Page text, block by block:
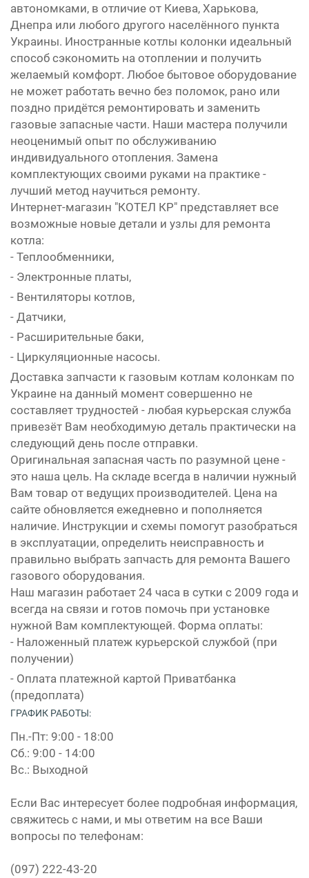
автономками, в отличие от Киева, Харькова,
Днепра или любого другого населённого пункта
Украины. Иностранные котлы колонки идеальный
способ сэкономить на отоплении и получить
желаемый комфорт. Любое бытовое оборудование
не может работать вечно без поломок, рано или
поздно придётся ремонтировать и заменить
газовые запасные части. Наши мастера получили
неоценимый опыт по обслуживанию
индивидуального отопления. Замена
комплектующих своими руками на практике -
лучший метод научиться ремонту.
Интернет-магазин "КОТЕЛ КР" представляет все
возможные новые детали и узлы для ремонта
котла:
- Теплообменники,
- Электронные платы,
- Вентиляторы котлов,
- Датчики,
- Расширительные баки,
- Циркуляционные насосы.
Доставка запчасти к газовым котлам колонкам по
Украине на данный момент совершенно не
составляет трудностей - любая курьерская служба
привезёт Вам необходимую деталь практически на
следующий день после отправки.
Оригинальная запасная часть по разумной цене -
это наша цель. На складе всегда в наличии нужный
Вам товар от ведущих производителей. Цена на
сайте обновляется ежедневно и пополняется
наличие. Инструкции и схемы помогут разобраться
в эксплуатации, определить неисправность и
правильно выбрать запчасть для ремонта Вашего
газового оборудования.
Наш магазин работает 24 часа в сутки с 2009 года и
всегда на связи и готов помочь при установке
нужной Вам комплектующей. Форма оплаты:
- Наложенный платеж курьерской службой (при
получении)
- Оплата платежной картой Приватбанка
(предоплата)
ГРАФИК РАБОТЫ:
Пн.-Пт: 9:00 - 18:00
Сб.: 9:00 - 14:00
Вс.: Выходной
Если Вас интересует более подробная информация,
свяжитесь с нами, и мы ответим на все Ваши
вопросы по телефонам:
(097) 222-43-20